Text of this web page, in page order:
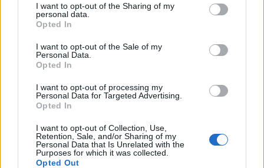
not limited to your visit or usage behaviour. You may click to
grant or deny consent to Google and its third-party tags to
use your data for below specified purposes in below Google
consent section.
I want to opt-out of the Sharing of my
personal data.
Opted In
I want to opt-out of the Sale of my
Personal Data.
Opted In
I want to opt-out of processing my
Personal Data for Targeted Advertising.
Opted In
I want to opt-out of Collection, Use,
Retention, Sale, and/or Sharing of my
Personal Data that Is Unrelated with the
Purposes for which it was collected.
Opted Out
Κάνε κλικ και δες περισσότερο
Flash.grστην αναζήτηση τηςGoogle